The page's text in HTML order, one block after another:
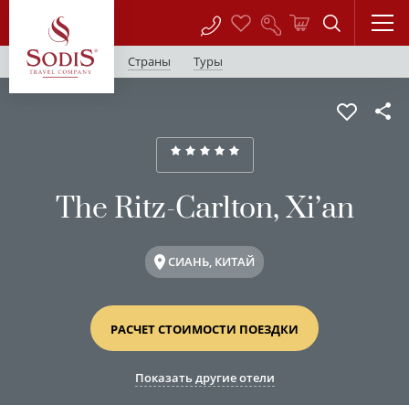
Страны Туры
The Ritz-Carlton, Xi’an
СИАНЬ, КИТАЙ
РАСЧЕТ СТОИМОСТИ ПОЕЗДКИ
Показать другие отели